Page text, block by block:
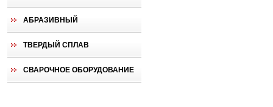
АБРАЗИВНЫЙ
ТВЕРДЫЙ СПЛАВ
СВАРОЧНОЕ ОБОРУДОВАНИЕ